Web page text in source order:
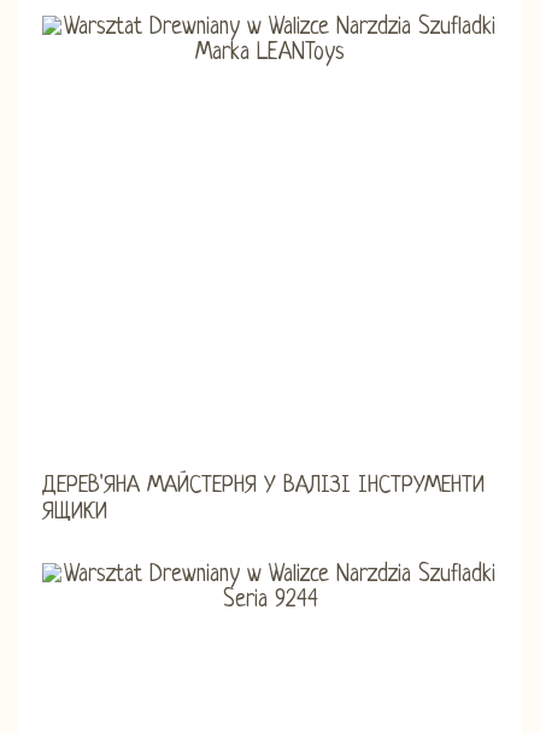
ДЕРЕВ'ЯНА МАЙСТЕРНЯ У ВАЛІЗІ ІНСТРУМЕНТИ
ЯЩИКИ